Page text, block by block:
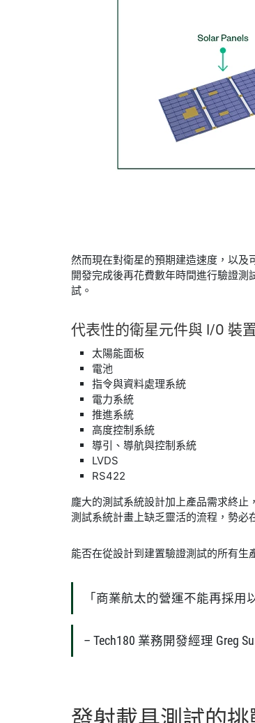
然而現在對衛星的預期建造速度，以及
開發完成後再花費數年時間進行驗證
試。
代表性的衛星元件與 I/O 裝
太陽能面板
電池
指令與資料處理系統
電力系統
推進系統
高度控制系統
導引、導航與控制系統
LVDS
RS422
龐大的測試系統設計加上產品需求終
測試系統計畫上缺乏靈活的流程，勢必
能否在從設計到建置驗證測試的所有生
「商業航太的營運不能再採
– Tech180 業務開發經理 Greg